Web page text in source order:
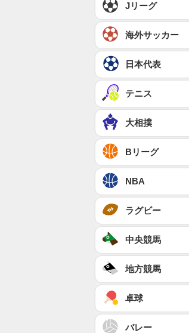
Jリーグ
海外サッカー
日本代表
テニス
大相撲
Bリーグ
NBA
ラグビー
中央競馬
地方競馬
卓球
バレー